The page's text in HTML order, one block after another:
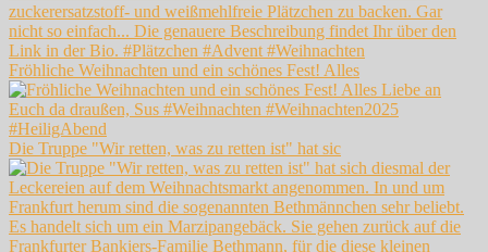
Fröhliche Weihnachten und ein schönes Fest! Alles
Die Truppe "Wir retten, was zu retten ist" hat sic